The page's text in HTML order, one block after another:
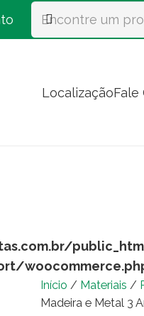
LocalizaçãoFale
Início / Materiais /
Madeira e Metal 3